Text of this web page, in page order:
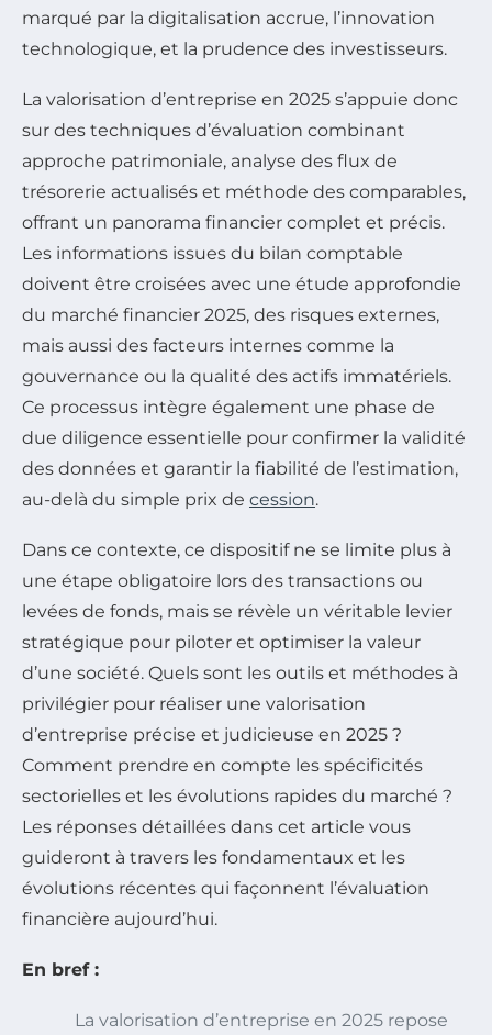
marqué par la digitalisation accrue, l’innovation
technologique, et la prudence des investisseurs.
La valorisation d’entreprise en 2025 s’appuie donc
sur des techniques d’évaluation combinant
approche patrimoniale, analyse des flux de
trésorerie actualisés et méthode des comparables,
offrant un panorama financier complet et précis.
Les informations issues du bilan comptable
doivent être croisées avec une étude approfondie
du marché financier 2025, des risques externes,
mais aussi des facteurs internes comme la
gouvernance ou la qualité des actifs immatériels.
Ce processus intègre également une phase de
due diligence essentielle pour confirmer la validité
des données et garantir la fiabilité de l’estimation,
au-delà du simple prix de cession.
Dans ce contexte, ce dispositif ne se limite plus à
une étape obligatoire lors des transactions ou
levées de fonds, mais se révèle un véritable levier
stratégique pour piloter et optimiser la valeur
d’une société. Quels sont les outils et méthodes à
privilégier pour réaliser une valorisation
d’entreprise précise et judicieuse en 2025 ?
Comment prendre en compte les spécificités
sectorielles et les évolutions rapides du marché ?
Les réponses détaillées dans cet article vous
guideront à travers les fondamentaux et les
évolutions récentes qui façonnent l’évaluation
financière aujourd’hui.
En bref :
La valorisation d’entreprise en 2025 repose